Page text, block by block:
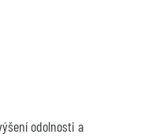
odolnosti a